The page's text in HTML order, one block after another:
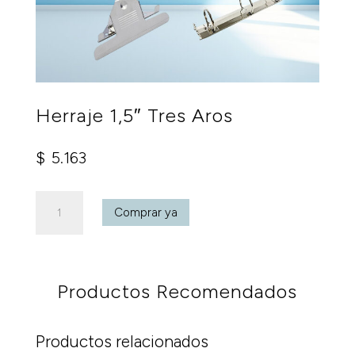
Herraje 1,5″ Tres Aros
$ 5.163
Comprar ya
Productos Recomendados
Productos relacionados